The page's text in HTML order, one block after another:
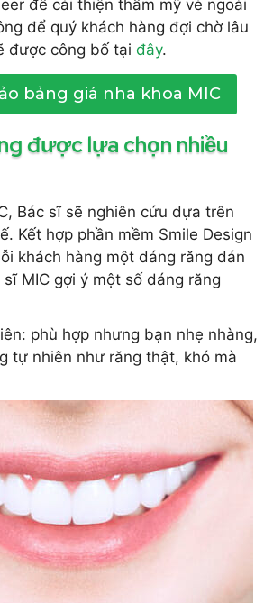
để cải thiện thẩm mỹ vẻ ngoài
để quý khách hàng đợi chờ lâu
được công bố tại đây.
bảng giá nha khoa MIC
được lựa chọn nhiều
Bác sĩ sẽ nghiên cứu dựa trên
Kết hợp phần mềm Smile Design
khách hàng một dáng răng dán
MIC gợi ý một số dáng răng
phù hợp nhưng bạn nhẹ nhàng,
tự nhiên như răng thật, khó mà